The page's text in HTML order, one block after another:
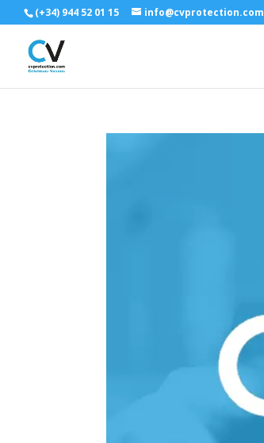
(+34) 944 52 01 15 info@cvprotection.com